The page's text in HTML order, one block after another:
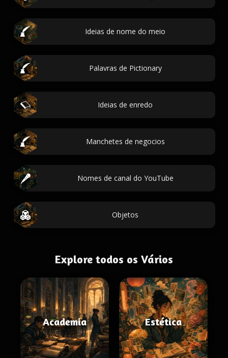
Ideias de nome do meio
Palavras de Pictionary
Ideias de enredo
Manchetes de negocios
Nomes de canal do YouTube
Objetos
Explore todos os Vários
Academia Estética